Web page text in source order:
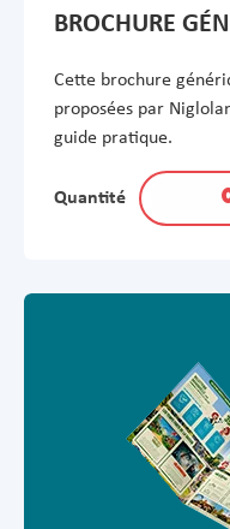
BROCHURE
Cette brochure
proposées par
guide pratique.
Quantité